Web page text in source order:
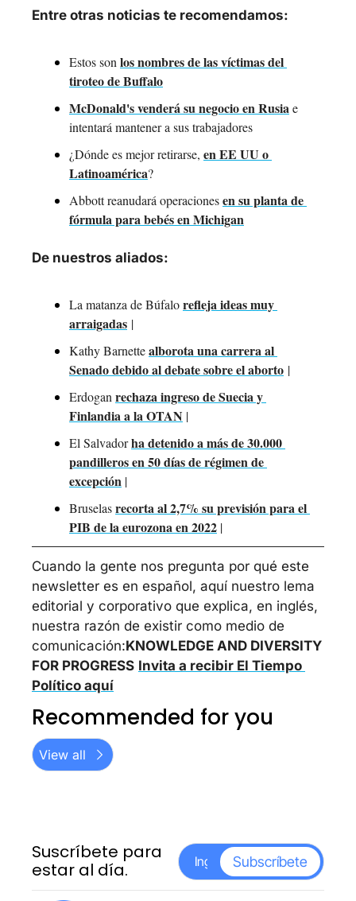
Entre otras noticias te recomendamos:
Estos son los nombres de las víctimas del
tiroteo de Buffalo
McDonald's venderá su negocio en Rusia e
intentará mantener a sus trabajadores
¿Dónde es mejor retirarse, en EE UU o
Latinoamérica?
Abbott reanudará operaciones en su planta de
fórmula para bebés en Michigan
De nuestros aliados:
La matanza de Búfalo refleja ideas muy
arraigadas |
Kathy Barnette alborota una carrera al
Senado debido al debate sobre el aborto |
Erdogan rechaza ingreso de Suecia y
Finlandia a la OTAN |
El Salvador ha detenido a más de 30.000
pandilleros en 50 días de régimen de
excepción |
Bruselas recorta al 2,7% su previsión para el
PIB de la eurozona en 2022 |
Cuando la gente nos pregunta por qué este
newsletter es en español, aquí nuestro lema
editorial y corporativo que explica, en inglés,
nuestra razón de existir como medio de
comunicación:KNOWLEDGE AND DIVERSITY
FOR PROGRESS Invita a recibir El Tiempo
Político aquí
Recommended for you
View all
Suscríbete para
estar al día.
Subscríbete